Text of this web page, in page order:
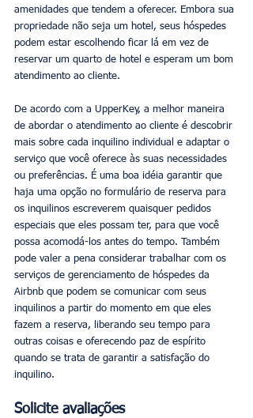
amenidades que tendem a oferecer. Embora sua
propriedade não seja um hotel, seus hóspedes
podem estar escolhendo ficar lá em vez de
reservar um quarto de hotel e esperam um bom
atendimento ao cliente.
De acordo com a UpperKey, a melhor maneira
de abordar o atendimento ao cliente é descobrir
mais sobre cada inquilino individual e adaptar o
serviço que você oferece às suas necessidades
ou preferências. É uma boa idéia garantir que
haja uma opção no formulário de reserva para
os inquilinos escreverem quaisquer pedidos
especiais que eles possam ter, para que você
possa acomodá-los antes do tempo. Também
pode valer a pena considerar trabalhar com os
serviços de gerenciamento de hóspedes da
Airbnb que podem se comunicar com seus
inquilinos a partir do momento em que eles
fazem a reserva, liberando seu tempo para
outras coisas e oferecendo paz de espírito
quando se trata de garantir a satisfação do
inquilino.
Solicite avaliações